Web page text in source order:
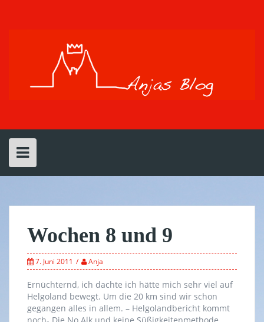
Wochen 8 und 9
7. Juni 2011 Anja
Ernüchternd, ich dachte ich hätte mich sehr viel auf
Helgoland bewegt. Um die 20 km sind wir schon
gegangen alles in allem. – Helgolandbericht kommt